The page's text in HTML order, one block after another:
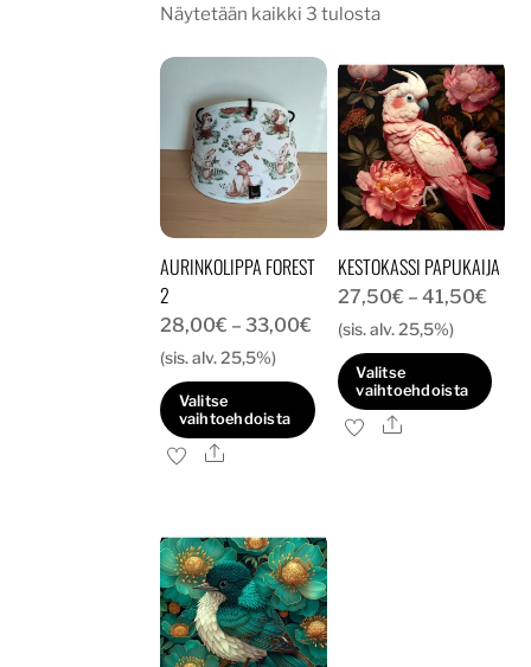
Näytetään kaikki 3 tulosta
AURINKOLIPPA FOREST
2
28,00€ – 33,00€ Hintaluokka:
28,00€
33,00€
(sis. alv. 25,5%)
Valitse
vaihtoehdoista
Tällä
useampi
muunnelma.
Voit
tehdä
Ale
KESTOKASSI PAPUKAIJA
27,50€ – 41,50€
-
(sis. alv. 25,5%)
Valitse
vaihtoehdoista
Tällä
Ale